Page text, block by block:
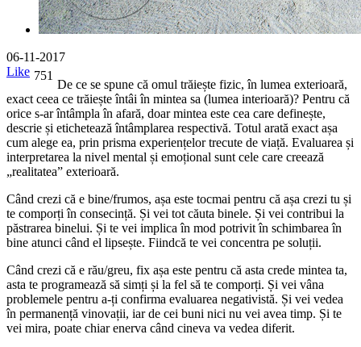
06-11-2017
Like 751
De ce se spune că omul trăiește fizic, în lumea exterioară,
exact ceea ce trăiește întâi în mintea sa (lumea interioară)? Pentru că
orice s-ar întâmpla în afară, doar mintea este cea care definește,
descrie și etichetează întâmplarea respectivă. Totul arată exact așa
cum alege ea, prin prisma experiențelor trecute de viață. Evaluarea și
interpretarea la nivel mental și emoțional sunt cele care creează
„realitatea” exterioară.
Când crezi că e bine/frumos, așa este tocmai pentru că așa crezi tu și
te comporți în consecință. Și vei tot căuta binele. Și vei contribui la
păstrarea binelui. Și te vei implica în mod potrivit în schimbarea în
bine atunci când el lipsește. Fiindcă te vei concentra pe soluții.
Când crezi că e rău/greu, fix așa este pentru că asta crede mintea ta,
asta te programează să simți și la fel să te comporți. Și vei vâna
problemele pentru a-ți confirma evaluarea negativistă. Și vei vedea
în permanență vinovații, iar de cei buni nici nu vei avea timp. Și te
vei mira, poate chiar enerva când cineva va vedea diferit.